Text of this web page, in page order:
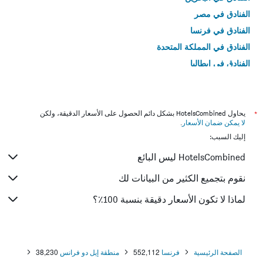
الفنادق في مصر
الفنادق في فرنسا
الفنادق في المملكة المتحدة
الفنادق في إيطاليا
*
يحاول HotelsCombined بشكل دائم الحصول على الأسعار الدقيقة، ولكن
لا يمكن ضمان الأسعار .
إليك السبب:
HotelsCombined ليس البائع
نقوم بتجميع الكثير من البيانات لك
لماذا لا تكون الأسعار دقيقة بنسبة 100٪؟
الصفحة الرئيسية فرنسا 552,112 منطقة إيل دو فرانس 38,230